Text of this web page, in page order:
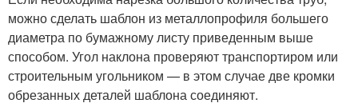
можно сделать шаблон из металлопрофиля большего
диаметра по бумажному листу приведенным выше
способом. Угол наклона проверяют транспортиром или
строительным угольником — в этом случае две кромки
обрезанных деталей шаблона соединяют.